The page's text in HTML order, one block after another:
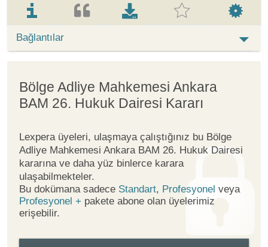
Bağlantılar
Bölge Adliye Mahkemesi Ankara
BAM 26. Hukuk Dairesi Kararı
Lexpera üyeleri, ulaşmaya çalıştığınız bu Bölge
Adliye Mahkemesi Ankara BAM 26. Hukuk Dairesi
kararına ve daha yüz binlerce karara
ulaşabilmekteler.
Bu dokümana sadece Standart, Profesyonel veya
Profesyonel + pakete abone olan üyelerimiz
erişebilir.